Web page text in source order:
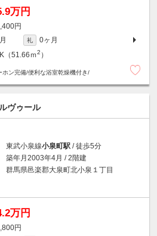
万円
円
礼
0ヶ月
（51.66ｍ2 ）
ン完備/便利な浴室乾燥機付き/
ヴゥール
東武小泉線小泉町駅 / 徒歩5分
築年月2003年4月 / 2階建
群馬県邑楽郡大泉町北小泉１丁目
万円
円